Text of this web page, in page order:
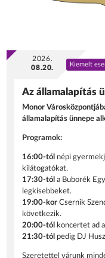
2026.
08.20.
Kiemelt
Az államalapítás
Monor
államalapítás ünnepe
Programok:
16:00-tól népi
kilátogatókat.
17:30-tól a Buborék
legkisebbeket.
19:00-korCsernik
következik.
20:00-tól
koncertet ad
21:30-tól pedig DJ
Szeretettel várunk